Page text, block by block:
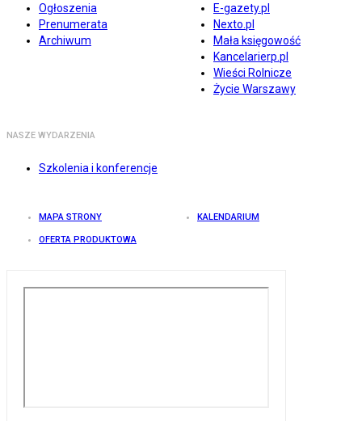
Ogłoszenia
Prenumerata
Archiwum
E-gazety.pl
Nexto.pl
Mała księgowość
Kancelarierp.pl
Wieści Rolnicze
Życie Warszawy
NASZE WYDARZENIA
Szkolenia i konferencje
MAPA STRONY KALENDARIUM
OFERTA PRODUKTOWA